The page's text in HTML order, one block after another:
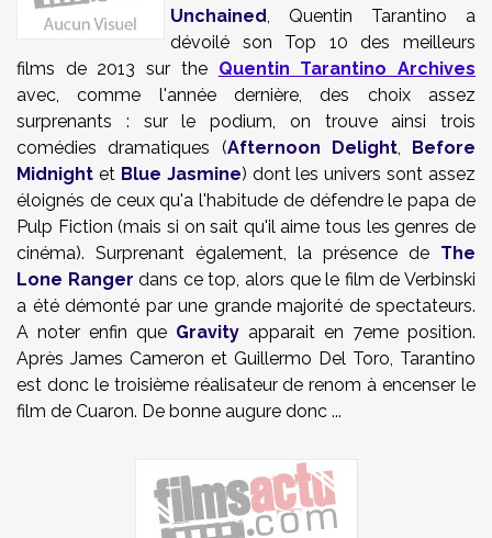
Unchained, Quentin Tarantino a
dévoilé son Top 10 des meilleurs
films de 2013 sur the Quentin Tarantino Archives
avec, comme l'année dernière, des choix assez
surprenants : sur le podium, on trouve ainsi trois
comédies dramatiques (Afternoon Delight, Before
Midnight et Blue Jasmine) dont les univers sont assez
éloignés de ceux qu'a l'habitude de défendre le papa de
Pulp Fiction (mais si on sait qu'il aime tous les genres de
cinéma). Surprenant également, la présence de The
Lone Ranger dans ce top, alors que le film de Verbinski
a été démonté par une grande majorité de spectateurs.
A noter enfin que Gravity apparait en 7eme position.
Après James Cameron et Guillermo Del Toro, Tarantino
est donc le troisième réalisateur de renom à encenser le
film de Cuaron. De bonne augure donc ...